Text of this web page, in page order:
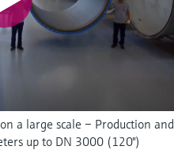
a large scale – Production and
up to DN 3000 (120")